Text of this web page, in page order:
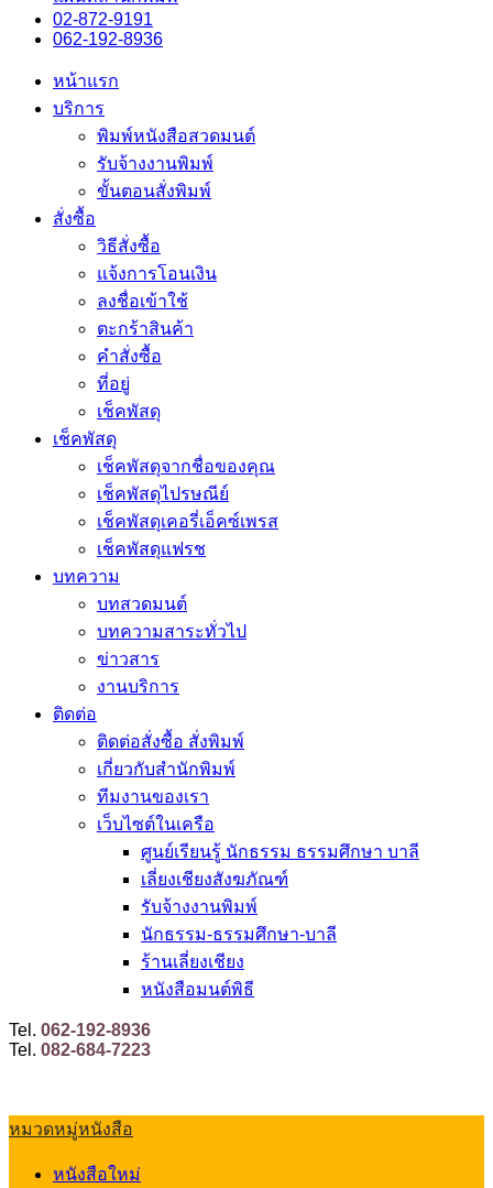
02-872-9191
062-192-8936
หน้าแรก
บริการ
พิมพ์หนังสือสวดมนต์
รับจ้างงานพิมพ์
ขั้นตอนสั่งพิมพ์
สั่งซื้อ
วิธีสั่งซื้อ
แจ้งการโอนเงิน
ลงชื่อเข้าใช้
ตะกร้าสินค้า
คำสั่งซื้อ
ที่อยู่
เช็คพัสดุ
เช็คพัสดุ
เช็คพัสดุจากชื่อของคุณ
เช็คพัสดุไปรษณีย์
เช็คพัสดุเคอรี่เอ็คซ์เพรส
เช็คพัสดุแฟรช
บทความ
บทสวดมนต์
บทความสาระทั่วไป
ข่าวสาร
งานบริการ
ติดต่อ
ติดต่อสั่งซื้อ สั่งพิมพ์
เกี่ยวกับสำนักพิมพ์
ทีมงานของเรา
เว็บไซต์ในเครือ
ศูนย์เรียนรู้ นักธรรม ธรรมศึกษา บาลี
เลี่ยงเชียงสังฆภัณฑ์
รับจ้างงานพิมพ์
นักธรรม-ธรรมศึกษา-บาลี
ร้านเลี่ยงเชียง
หนังสือมนต์พิธี
Tel. 062-192-8936
Tel. 082-684-7223
หมวดหมู่หนังสือ
หนังสือใหม่